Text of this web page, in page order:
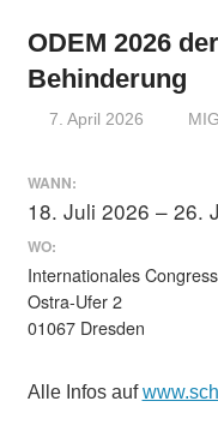
ODEM 2026
Behinderung
7. April 2026 MIG
WANN:
18. Juli 2026 – 26.
WO:
Internationales
Ostra-Ufer 2
01067 Dresden
Alle Infos auf